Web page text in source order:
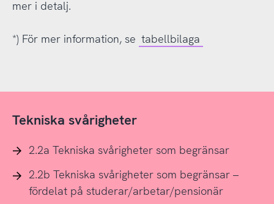
mer i detalj.
*) För mer information, se tabellbilaga
Tekniska svårigheter
2.2a Tekniska svårigheter som begränsar
2.2b Tekniska svårigheter som begränsar –
fördelat på studerar/arbetar/pensionär